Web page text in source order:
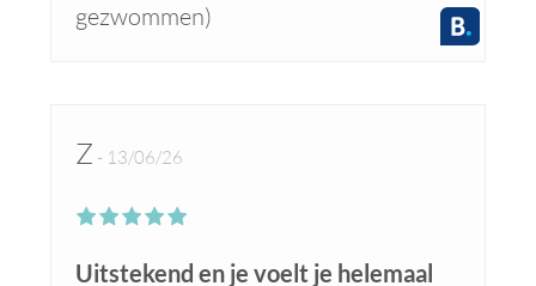
gezwommen)
Z 13/06/26
Uitstekend en je voelt je helemaal